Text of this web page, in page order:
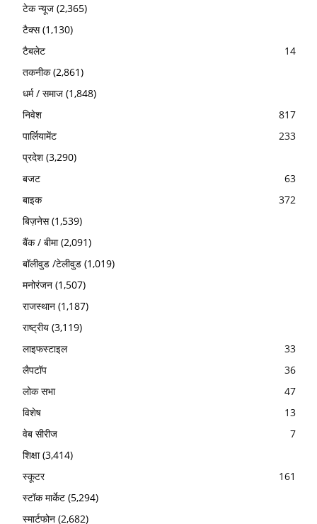
टेक न्यूज (2,365)
टैक्स(1,130)
टैबलेट
14
तकनीक(2,861)
धर्म / समाज (1,848)
निवेश
817
पार्लियामेंट
233
प्रदेश(3,290)
बजट
63
बाइक
372
बिज़नेस(1,539)
बैंक / बीमा(2,091)
बॉलीवुड /टेलीवुड (1,019)
मनोरंजन (1,507)
राजस्थान (1,187)
राष्ट्रीय (3,119)
लाइफस्टाइल
33
लैपटॉप
36
लोक सभा
47
विशेष
13
वेब सीरीज
7
शिक्षा(3,414)
स्कूटर
161
स्टॉक मार्केट (5,294)
स्मार्टफोन (2,682)